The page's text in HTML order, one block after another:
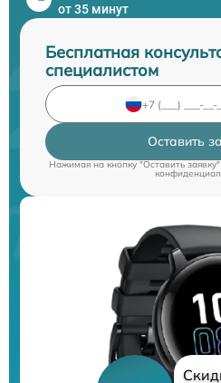
от 35 минут
Бесплатная
специалистом
Оставить
Нажимая на кнопку "Оставить